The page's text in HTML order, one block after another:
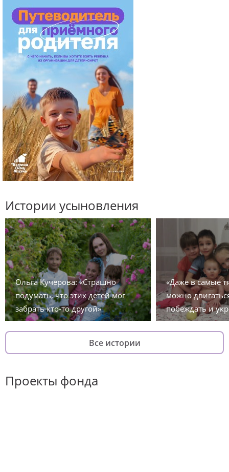
Истории усыновления
Ольга Кучерова: «Страшно
подумать, что этих детей мог
забрать кто-то другой»
«Даже в самые
можно
побеждать и
Все истории
Проекты фонда